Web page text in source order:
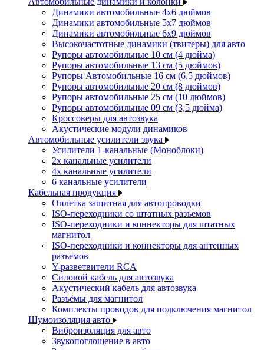
Динамики автомобильные 4x6 дюймов
Динамики автомобильные 5x7 дюймов
Динамики автомобильные 6x9 дюймов
Высокочастотные динамики (твитеры) для авто
Рупоры автомобильные 10 см (4 дюйма)
Рупоры автомобильные 13 см (5 дюймов)
Рупоры Автомобильные 16 см (6,5 дюймов)
Рупоры автомобильные 20 см (8 дюймов)
Рупоры автомобильные 25 см (10 дюймов)
Рупоры автомобильные 09 см (3,5 дюйма)
Кроссоверы для автозвука
Акустические модули динамиков
Автомобильные усилители звука
Усилители 1-канальные (Моноблоки)
2х канальные усилители
4х канальные усилители
6 канальные усилители
Кабельная продукция
Оплетка защитная для автопроводки
ISO-переходники со штатных разъемов
ISO-переходники и коннекторы для штатных
магнитол
ISO-переходники и коннекторы для антенных
разъемов
Y-разветвители RCA
Силовой кабель для автозвука
Акустический кабель для автозвука
Разъёмы для магнитол
Комплекты проводов для подключения магнитол
Шумоизоляция авто
Виброизоляция для авто
Звукопоглощение в авто